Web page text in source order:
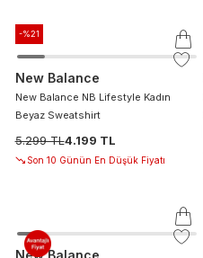
-%21
New Balance
New Balance NB Lifestyle Kadın
Beyaz Sweatshirt
5.299 TL4.199 TL
Son 10 Günün En Düşük Fiyatı
New Balance